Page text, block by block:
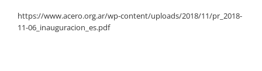
https://www.acero.org.ar/wp-content/uploads/2018/11/pr_2018-
11-06_inauguracion_es.pdf